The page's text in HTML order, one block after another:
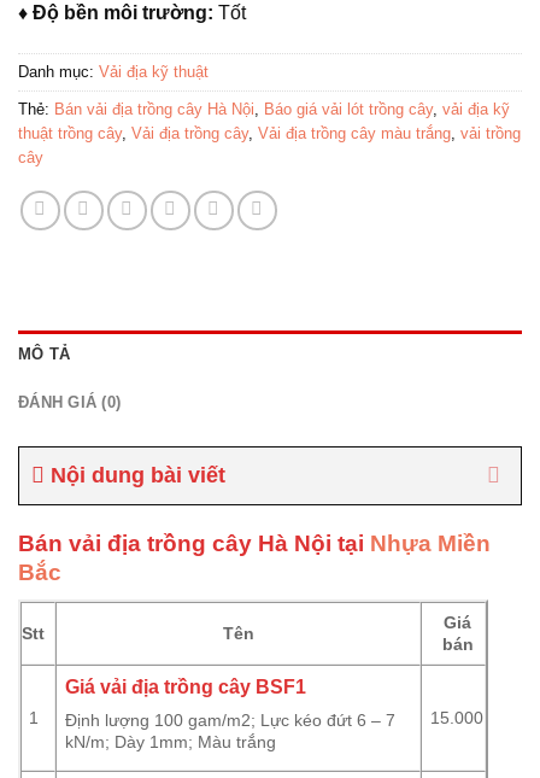
♦ Độ bền môi trường: Tốt
Danh mục: Vải địa kỹ thuật
Thẻ: Bán vải địa trồng cây Hà Nội Báo giá vải lót trồng cây, vải địa kỹ
thuật trồng cây, Vải địa trồng cây, Vải địa trồng cây màu trắng vải trồng
cây
MÔ TẢ
ĐÁNH GIÁ (0)
Nội dung bài viết
Bán vải địa trồng cây Hà Nội tại Nhựa Miền
Bắc
Stt Tên
Giá
bán
1
Giá vải địa trồng cây BSF1
Định lượng 100 gam/m2; Lực kéo đứt 6 – 7
kN/m; Dày 1mm; Màu trắng
15.000